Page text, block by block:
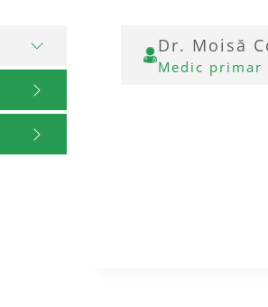
Dr. Moisă
Medic primar